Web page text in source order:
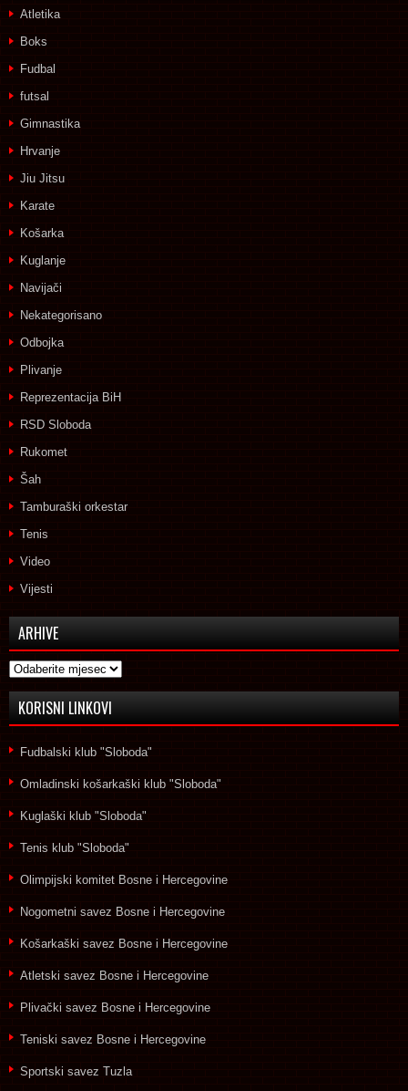
Atletika
Boks
Fudbal
futsal
Gimnastika
Hrvanje
Jiu Jitsu
Karate
Košarka
Kuglanje
Navijači
Nekategorisano
Odbojka
Plivanje
Reprezentacija BiH
RSD Sloboda
Rukomet
Šah
Tamburaški orkestar
Tenis
Video
Vijesti
ARHIVE
Arhive
KORISNI LINKOVI
Fudbalski klub "Sloboda"
Omladinski košarkaški klub "Sloboda"
Kuglaški klub "Sloboda"
Tenis klub "Sloboda"
Olimpijski komitet Bosne i Hercegovine
Nogometni savez Bosne i Hercegovine
Košarkaški savez Bosne i Hercegovine
Atletski savez Bosne i Hercegovine
Plivački savez Bosne i Hercegovine
Teniski savez Bosne i Hercegovine
Sportski savez Tuzla